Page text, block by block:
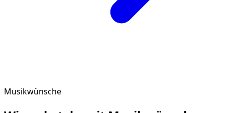
Musikwünsche